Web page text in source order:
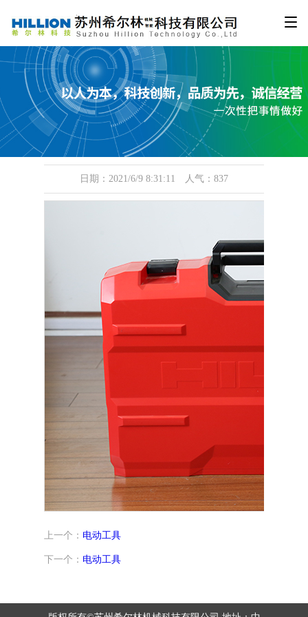
工具箱
日期：2021/6/9 8:31:11 人气：837
上一个： 电动工具
下一个： 电动工具